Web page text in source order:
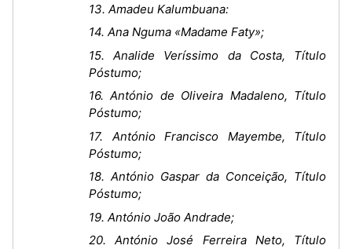
13. Amadeu Kalumbuana:
14. Ana Nguma «Madame Faty»;
15. Analide Veríssimo da Costa, Título
Póstumo;
16. António de Oliveira Madaleno, Título
Póstumo;
17. António Francisco Mayembe, Título
Póstumo;
18. António Gaspar da Conceição, Título
Póstumo;
19. António João Andrade;
20. António José Ferreira Neto, Título